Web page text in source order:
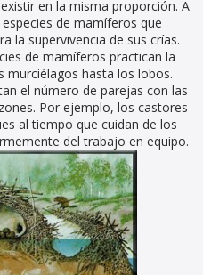
en la misma proporción. A
de mamíferos que
la supervivencia de sus crías.
de mamíferos practican la
murciélagos hasta los lobos.
el número de parejas con las
Por ejemplo, los castores
al tiempo que cuidan de los
del trabajo en equipo.